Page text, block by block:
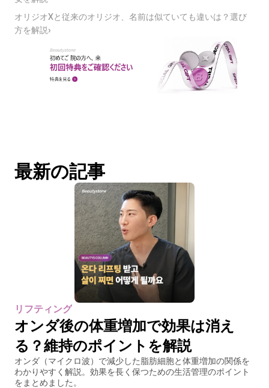
オリジオXと従来のオリジオ、名前は似ていても違いは？選び
方を解説›
最新の記事
リフティング
オンダ後の体重増加で効果は消え
る？維持のポイントを解説
オンダ（マイクロ波）で減少した脂肪細胞と体重増加の関係を
わかりやすく解説。効果を長く保つための生活管理のポイント
をまとめました。